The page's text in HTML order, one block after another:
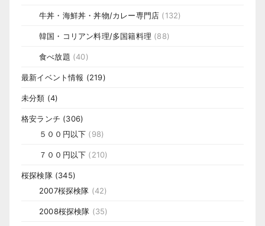
牛丼・海鮮丼・丼物/カレー専門店 (132)
韓国・コリアン料理/多国籍料理 (88)
食べ放題 (40)
最新イベント情報 (219)
未分類 (4)
格安ランチ (306)
５００円以下 (98)
７００円以下 (210)
桜探検隊(345)
2007桜探検隊 (42)
2008桜探検隊 (35)